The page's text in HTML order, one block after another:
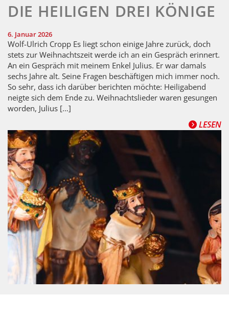
DIE HEILIGEN DREI KÖNIGE
6. Januar 2026
Wolf-Ulrich Cropp Es liegt schon einige Jahre zurück, doch
stets zur Weihnachtszeit werde ich an ein Gespräch erinnert.
An ein Gespräch mit meinem Enkel Julius. Er war damals
sechs Jahre alt. Seine Fragen beschäftigen mich immer noch.
So sehr, dass ich darüber berichten möchte: Heiligabend
neigte sich dem Ende zu. Weihnachtslieder waren gesungen
worden, Julius […]
LESEN